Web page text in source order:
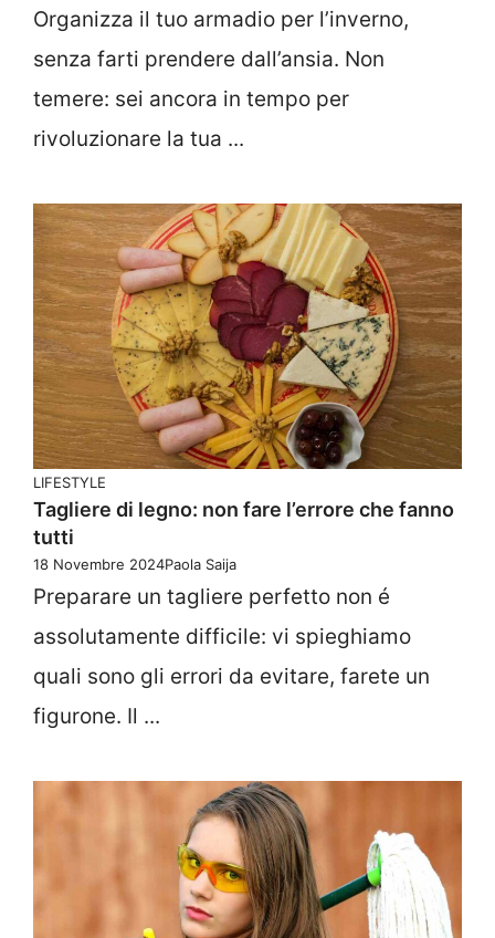
Organizza il tuo armadio per l’inverno,
senza farti prendere dall’ansia. Non
temere: sei ancora in tempo per
rivoluzionare la tua ...
LIFESTYLE
Tagliere di legno: non fare l’errore che fanno
tutti
18 Novembre 2024Paola Saija
Preparare un tagliere perfetto non é
assolutamente difficile: vi spieghiamo
quali sono gli errori da evitare, farete un
figurone. Il ...